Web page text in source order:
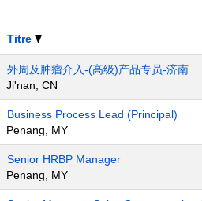
Titre
外周及肿瘤介入-(高级)产品专员-济南
Ji'nan, CN
Business Process Lead (Principal)
Penang, MY
Senior HRBP Manager
Penang, MY